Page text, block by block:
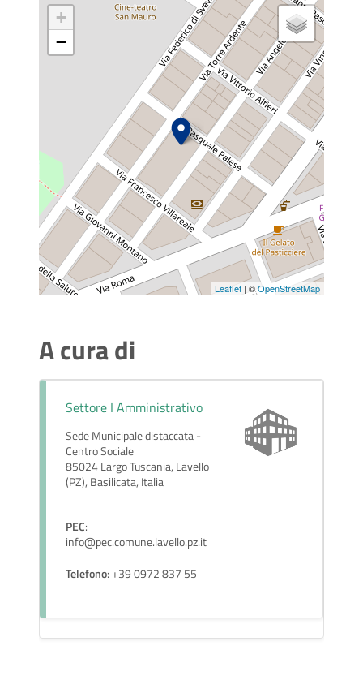
+
−
Leaflet | ©OpenStreetMap
A cura di
Settore I Amministrativo
Sede Municipale distaccata -
Centro Sociale
85024 Largo Tuscania, Lavello
(PZ), Basilicata, Italia
PEC:
info@pec.comune.lavello.pz.it
Telefono: +39 0972 837 55